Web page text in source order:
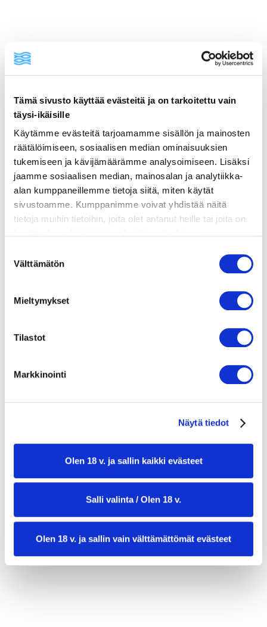
Tämä sivusto käyttää evästeitä ja on tarkoitettu vain
täysi-ikäisille
Käytämme evästeitä tarjoamamme sisällön ja mainosten
räätälöimiseen, sosiaalisen median ominaisuuksien
tukemiseen ja kävijämäärämme analysoimiseen. Lisäksi
jaamme sosiaalisen median, mainosalan ja analytiikka-
alan kumppaneillemme tietoja siitä, miten käytät
sivustoamme. Kumppanimme voivat yhdistää näitä
tietoja muihin tietoihin, joita olet antanut heille tai joita on
tai vanhempi. Vahvista ikäsi käyttääksesi sivustoa.
valinta
Välttämätön
Mieltymykset
Tilastot
Markkinointi
Näytä tiedot
Olen 18 v. ja sallin kaikki evästeet
Salli valinta / Olen 18 v.
Olen 18 v. ja sallin vain välttämättömät evästeet
ainekset
valmistusohje
lisätietoja
VOHVELITAIKINA
2 kananmuna
2 tl leivinjauhetta
nokare voita sulatettuna
80 g ranskankermaa
suolaa ja valkopippuria
sitruunan viipaleita
valmistusaika:35 min